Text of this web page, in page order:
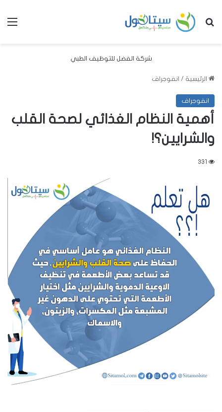
بحث عن
شركة الفضل للتوظيف الطبي
الرئيسية / انفوجراف
انفوجراف
أهمية النظام الغذائي لصحة القلب
والشرايين؟!
331